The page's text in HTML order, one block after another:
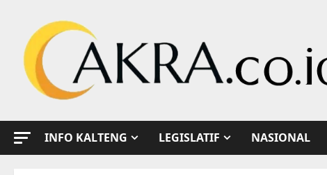
content
INFO KALTENG LEGISLATIF NASIONAL